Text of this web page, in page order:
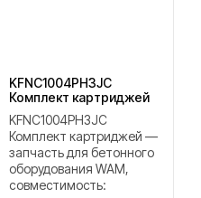
KFNC1004PH3JC
Комплект картриджей
KFNC1004PH3JC
Комплект картриджей —
запчасть для бетонного
оборудования WAM,
совместимость: